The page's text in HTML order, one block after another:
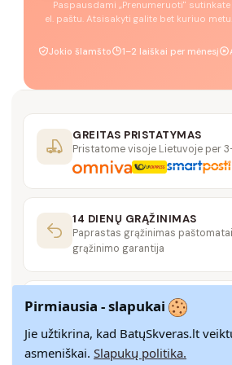
Paspausdami „Prenumeruoti"
el. paštu. Atsisakyti galite bet kuriuo metu.
Jokio šlamšto 1–2 laiškai per mėnesį
GREITAS PRISTATYMAS
Pristatome visoje Lietuvoje per
14 DIENŲ GRĄŽINIMAS
Paprastas grąžinimas
grąžinimo garantija
SAUGUS MOKĖJIMAS
SSL šifravimas užtikrina
saugumo lygį
Pirmiausia - slapukai
Jie užtikrina, kad BatųSkveras.lt
asmeniškai. Slapukų politika.